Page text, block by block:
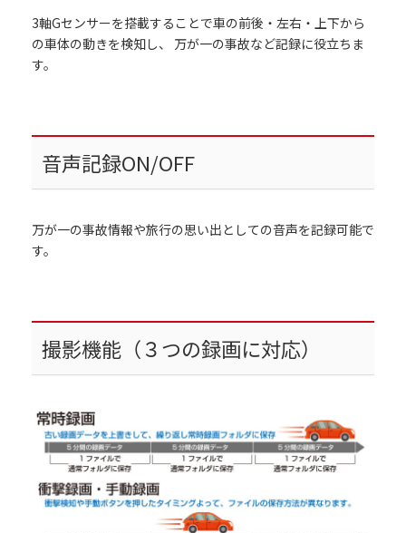
3軸Gセンサーを搭載することで車の前後・左右・上下から
の車体の動きを検知し、 万が一の事故など記録に役立ちま
す。
音声記録ON/OFF
万が一の事故情報や旅行の思い出としての音声を記録可能で
す。
撮影機能（３つの録画に対応）